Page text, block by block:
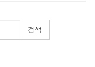
검색